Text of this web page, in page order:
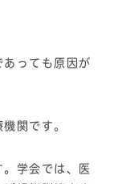
あっても原因が
関です。
学会では、医